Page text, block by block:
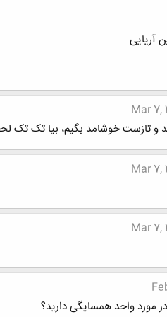
Mar 7,
و تازست خوشامد بگیم، بیا تک تک
Mar 7,
Mar 7,
مورد واحد همسایگی دارید؟